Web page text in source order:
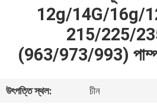
আমাদের
সম্পর্কে
12g/14G/16g/
215/225/
(963/973/993) পাম্প
উৎপত্তি স্থল:
চীন